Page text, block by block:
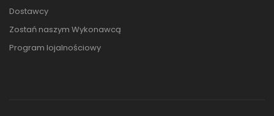
Dostawcy
Zostań naszym Wykonawcą
Program lojalnościowy